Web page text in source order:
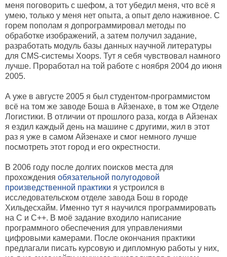
меня поговорить с шефом, а тот убедил меня, что всё я
умею, только у меня нет опыта, а опыт дело наживное. С
горем пополам я допрограммировал методы по
обработке изображений, а затем получил задание,
разработать модуль базы данных научной литературы
для CMS-системы Xoops. Тут я себя чувствовал намного
лучше. Проработал на той работе с ноября 2004 до июня
2005.
А уже в августе 2005 я был студентом-программистом
всё на том же заводе Боша в Айзенахе, в том же Отделе
Логистики. В отличии от прошлого раза, когда в Айзенах
я ездил каждый день на машине с другими, жил в этот
раз я уже в самом Айзенахе и смог немного лучше
посмотреть этот город и его окрестности.
В 2006 году после долгих поисков места для
прохождения обязательной полугодовой
произведственной практики я устроился в
исследовательском отделе завода Бош в городе
Хильдесхайм. Именно тут я научился программировать
на C и C++. В моё задание входило написание
программного обеспечения для управлениями
цифровыми камерами. После окончания практики
предлагали писать курсовую и дипломную работы у них,